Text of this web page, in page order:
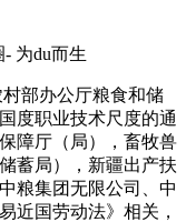
为du而生
部办公厅粮食和储
度职业技术尺度的通
障厅（局），畜牧兽
蓄局），新疆出产扶
粮集团无限公司、中
近国劳动法》相关，